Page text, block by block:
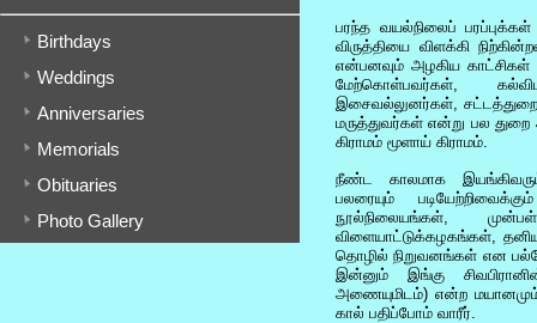
Birthdays
Weddings
Anniversaries
Memorials
Obituaries
Photo Gallery
பரந்த வயல்நிலைப்
விருத்தியை விளக்கி
என்பனவும் அழகிய
மேற்கொள்பவர்கள்,
இசைவல்லுனர்கள்,
மருத்துவர்கள் என்று பல
கிராமம் மூளாய் கிராமம்.
நீண்ட காலமாக
பலரையும்
நூல்நிலையங்கள்,
விளையாட்டுக்கழகங்கள்,
தொழில் நிறுவனங்கள் என
இன்னும் இங்கு
அணையுமிடம்) என்ற
கால் பதிப்போம் வாரீர்.